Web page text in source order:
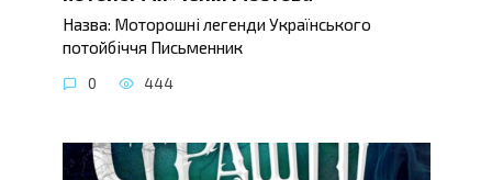
Назва: Моторошні легенди Українського
потойбіччя Письменник
0 444